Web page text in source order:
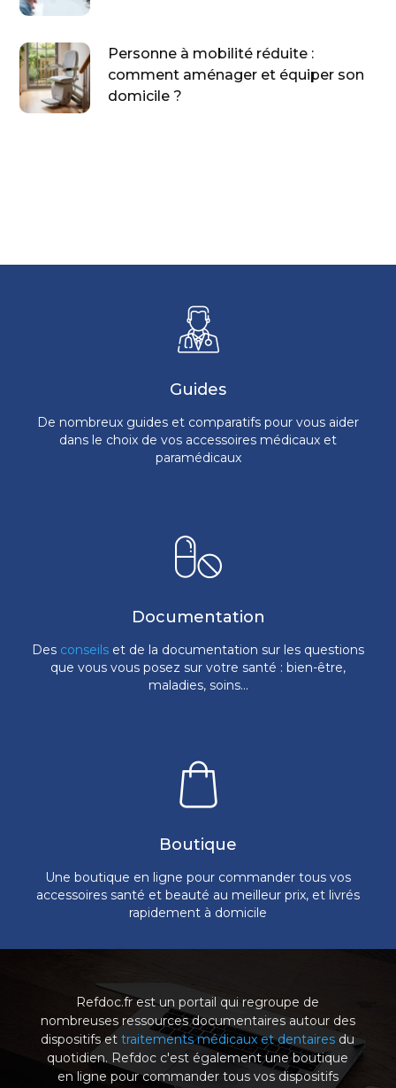
Personne à mobilité réduite :
comment aménager et équiper son
domicile ?
Guides
De nombreux guides et comparatifs pour vous aider
dans le choix de vos accessoires médicaux et
paramédicaux
Documentation
Des conseils et de la documentation sur les questions
que vous vous posez sur votre santé : bien-être,
maladies, soins...
Boutique
Une boutique en ligne pour commander tous vos
accessoires santé et beauté au meilleur prix, et livrés
rapidement à domicile
Refdoc.fr est un portail qui regroupe de
nombreuses ressources documentaires autour des
dispositifs ettraitements médicaux et dentaires du
quotidien. Refdoc c'est également une boutique
en ligne pour commander tous vos dispositifs